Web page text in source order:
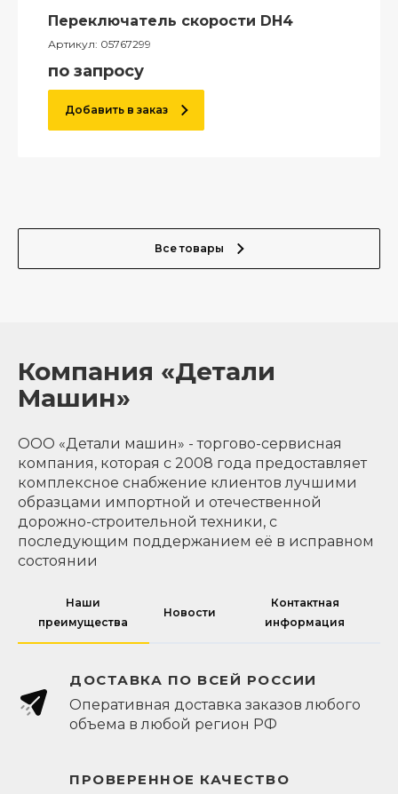
Переключатель скорости DH4
Артикул: 05767299
по запросу
Добавить в заказ
Все товары
Компания «Детали
Машин»
ООО «Детали машин» - торгово-сервисная
компания, которая с 2008 года предоставляет
комплексное снабжение клиентов лучшими
образцами импортной и отечественной
дорожно-строительной техники, с
последующим поддержанием её в исправном
состоянии
Наши
преимущества
Новости
Контактная
информация
ДОСТАВКА ПО ВСЕЙ РОССИИ
Оперативная доставка заказов любого
объема в любой регион РФ
ПРОВЕРЕННОЕ КАЧЕСТВО